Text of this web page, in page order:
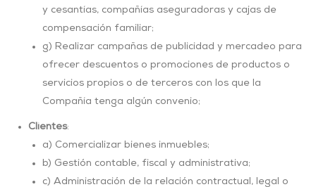
y cesantías, compañías aseguradoras y cajas de
compensación familiar;
g) Realizar campañas de publicidad y mercadeo para
ofrecer descuentos o promociones de productos o
servicios propios o de terceros con los que la
Compañía tenga algún convenio;
Clientes:
a) Comercializar bienes inmuebles;
b) Gestión contable, fiscal y administrativa;
c) Administración de la relación contractual, legal o